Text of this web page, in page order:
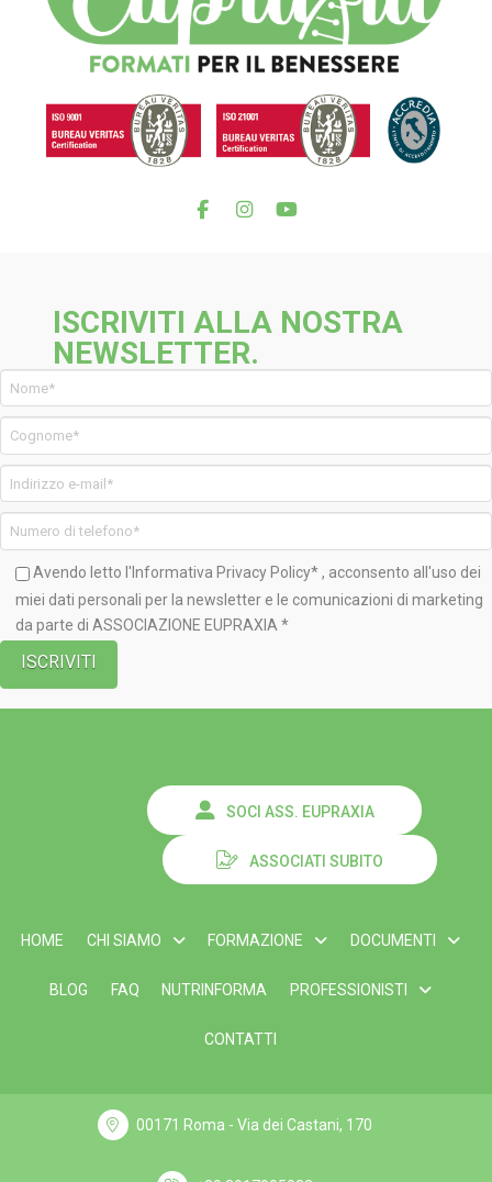
ISCRIVITI ALLA NOSTRA
NEWSLETTER.
Avendo letto l'Informativa Privacy Policy*, acconsento all'uso dei
miei dati personali per la newsletter e le comunicazioni di marketing
da parte di ASSOCIAZIONE EUPRAXIA *
SOCI ASS. EUPRAXIA
ASSOCIATI SUBITO
HOME CHI SIAMO FORMAZIONE DOCUMENTI
BLOG FAQ NUTRINFORMA PROFESSIONISTI
CONTATTI
00171 Roma - Via dei Castani, 170